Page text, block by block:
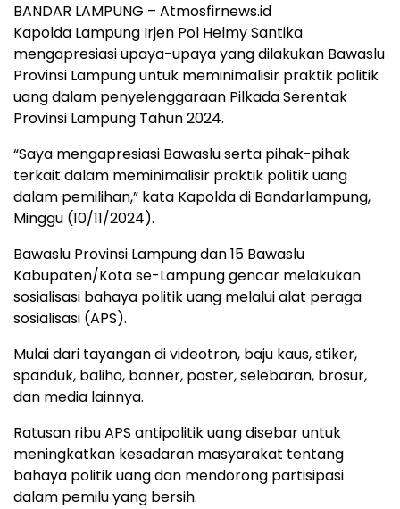
BANDAR LAMPUNG – Atmosfirnews.id
Kapolda Lampung Irjen Pol Helmy Santika
mengapresiasi upaya-upaya yang dilakukan Bawaslu
Provinsi Lampung untuk meminimalisir praktik politik
uang dalam penyelenggaraan Pilkada Serentak
Provinsi Lampung Tahun 2024.
“Saya mengapresiasi Bawaslu serta pihak-pihak
terkait dalam meminimalisir praktik politik uang
dalam pemilihan,” kata Kapolda di Bandarlampung,
Minggu (10/11/2024).
Bawaslu Provinsi Lampung dan 15 Bawaslu
Kabupaten/Kota se-Lampung gencar melakukan
sosialisasi bahaya politik uang melalui alat peraga
sosialisasi (APS).
Mulai dari tayangan di videotron, baju kaus, stiker,
spanduk, baliho, banner, poster, selebaran, brosur,
dan media lainnya.
Ratusan ribu APS antipolitik uang disebar untuk
meningkatkan kesadaran masyarakat tentang
bahaya politik uang dan mendorong partisipasi
dalam pemilu yang bersih.